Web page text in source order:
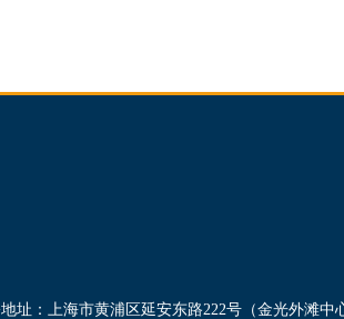
址：上海市黄浦区延安东路222号（金光外滩中